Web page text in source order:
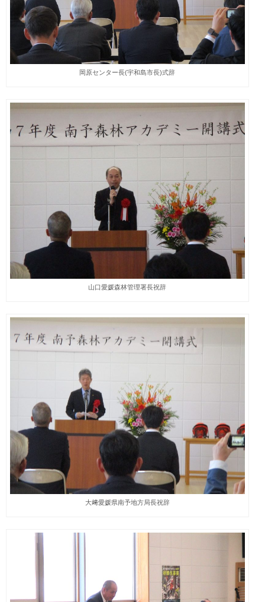
岡原センター長(宇和島市長)式辞
山口愛媛森林管理署長祝辞
大﨑愛媛県南予地方局長祝辞